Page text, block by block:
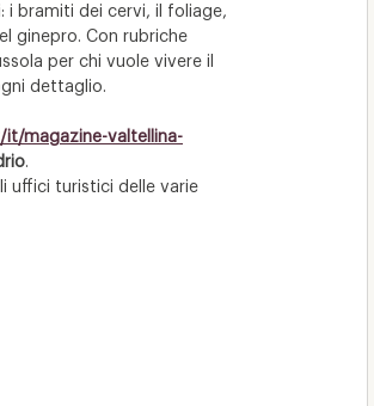
i bramiti dei cervi, il foliage,
ginepro. Con rubriche
per chi vuole vivere il
dettaglio.
it/magazine-valtellina-
.
uffici turistici delle varie